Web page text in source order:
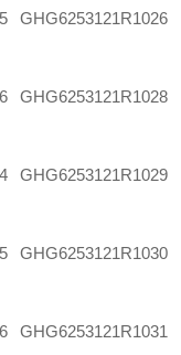
GHG6253121R1026
GHG6253121R1028
GHG6253121R1029
GHG6253121R1030
GHG6253121R1031